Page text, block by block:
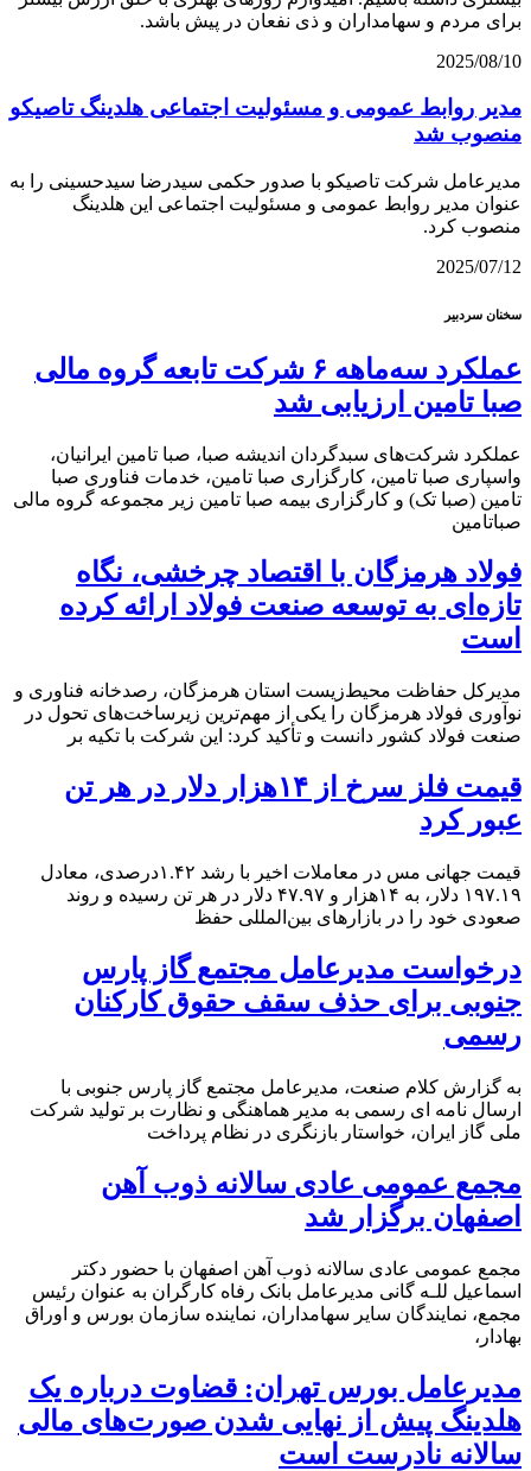
برای مردم و سهامداران و ذی نفعان در پیش باشد.
2025/08/10
مدیر روابط عمومی و مسئولیت اجتماعی هلدینگ تاصیکو
منصوب شد
مدیرعامل شرکت تاصیکو با صدور حکمی سیدرضا سیدحسینی را به
عنوان مدیر روابط عمومی و مسئولیت اجتماعی این هلدینگ
منصوب کرد.
2025/07/12
سخنان سردبیر
عملکرد سه‌ماهه ۶ شرکت‌ تابعه گروه مالی
صبا تامین ارزیابی شد
عملکرد شرکت‌های سبدگردان اندیشه صبا، صبا تامین ایرانیان،
واسپاری صبا تامین، کارگزاری صبا تامین، خدمات فناوری صبا
تامین (صبا تک) و کارگزاری بیمه صبا تامین زیر مجموعه گروه مالی
صباتامین
فولاد هرمزگان با اقتصاد چرخشی، نگاه
تازه‌ای به توسعه صنعت فولاد ارائه کرده
است
مدیرکل حفاظت محیط‌زیست استان هرمزگان، رصدخانه فناوری و
نوآوری فولاد هرمزگان را یکی از مهم‌ترین زیرساخت‌های تحول در
صنعت فولاد کشور دانست و تأکید کرد: این شرکت با تکیه بر
قیمت فلز سرخ از ۱۴هزار دلار در هر تن
عبور کرد
قیمت جهانی مس در معاملات اخیر با رشد ۱.۴۲درصدی، معادل
۱۹۷.۱۹ دلار، به ۱۴هزار و ۴۷.۹۷ دلار در هر تن رسیده و روند
صعودی خود را در بازارهای بین‌المللی حفظ
درخواست مدیرعامل مجتمع گاز پارس
جنوبی برای حذف سقف حقوق کارکنان
رسمی
به گزارش کلام صنعت، مدیرعامل مجتمع گاز پارس جنوبی با
ارسال نامه ای رسمی به مدیر هماهنگی و نظارت بر تولید شرکت
ملی گاز ایران، خواستار بازنگری در نظام پرداخت
مجمع عمومی عادی سالانه ذوب آهن
اصفهان برگزار شد
مجمع عمومی عادی سالانه ذوب آهن اصفهان با حضور دکتر
اسماعیل للـه گانی مدیرعامل بانک رفاه کارگران به عنوان رئیس
مجمع، نمایندگان سایر سهامداران، نماینده سازمان بورس و اوراق
بهادار،
مدیرعامل بورس تهران: قضاوت درباره یک
هلدینگ پیش از نهایی شدن صورت‌های مالی
سالانه نادرست است